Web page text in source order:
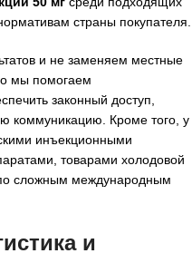
страны покупателя.
и не заменяем местные
мы помогаем
законный доступ,
коммуникацию. Кроме того, у
инъекционными
товарами холодовой
сложным международным
и